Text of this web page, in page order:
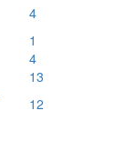
4
1
4
13
12